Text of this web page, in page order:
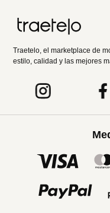
Traetelo, el marketplace de
estilo, calidad y las mejores